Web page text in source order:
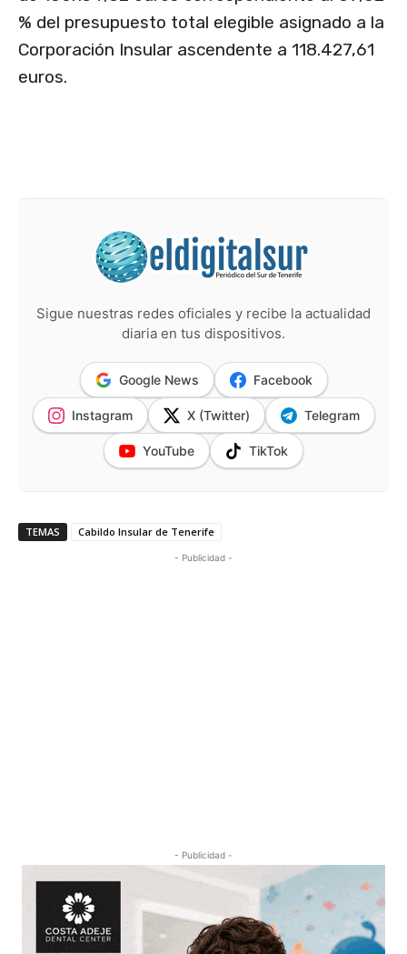
% del presupuesto total elegible asignado a la
Corporación Insular ascendente a 118.427,61
euros.
Sigue nuestras redes oficiales y recibe la actualidad
diaria en tus dispositivos.
Google News Facebook
Instagram X (Twitter) Telegram
YouTube TikTok
TEMAS Cabildo Insular de Tenerife
- Publicidad -
- Publicidad -